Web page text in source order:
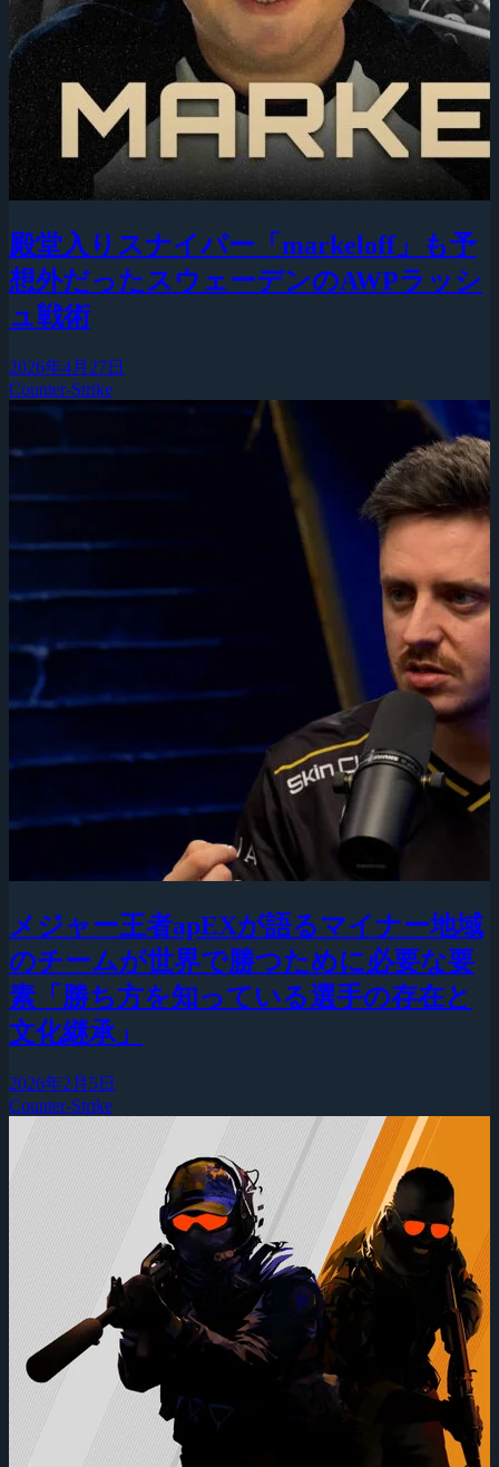
殿堂入りスナイパー「markeloff」も予
想外だったスウェーデンのAWPラッシ
ュ戦術
2026年4月27日
Counter-Strike
メジャー王者apEXが語るマイナー地域
のチームが世界で勝つために必要な要
素「勝ち方を知っている選手の存在と
文化継承」
2026年2月5日
Counter-Strike